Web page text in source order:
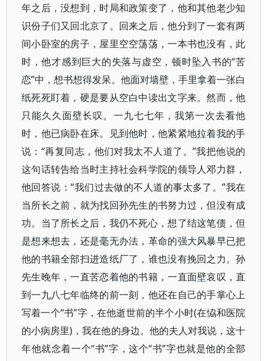
年之后，没想到，时局和政策变了，他和其他老少知
识份子们又回北京了。回来之后，他分到了一套有两
间小卧室的房子，屋里空空荡荡，一本书也没有，此
时，他才感到巨大的失落与虚空，顿时坠入书的“苦
恋”中，想书想得发呆。他面对墙壁，手里拿着一张白
纸死死盯着，硬是要从空白中读出文字来。然而，他
只能久久面壁长叹。一九七七年，我第一次去看他
时，他已病卧在床。见到他时，他紧紧地拉着我的手
说：“再复同志，他们对我太不人道了。”我把他说的
这句话转告给当时主持社会科学院的领导人邓力群，
他回答说：“我们过去做的不人道的事太多了。”我在
当所长之前，就为找回孙先生的书努力过，但没有成
功。当了所长之后，我仍不死心，想了结这笔债，但
是想来想去，还是毫无办法，革命的强大风暴早已把
他的书籍全部扫进造纸厂了，谁也没有挽回之力。孙
先生晚年，一直苦恋着他的书籍，一直面壁哀叹，直
到一九八七年临终的前一刻，他还在自己的手掌心上
写着一个“书”字，在他逝世前的半个小时(在恊和医院
的小病房里)，我在他的身边。他的夫人对我说，这十
年他就念着一个“书”字，这个“书”字也就是他的全部